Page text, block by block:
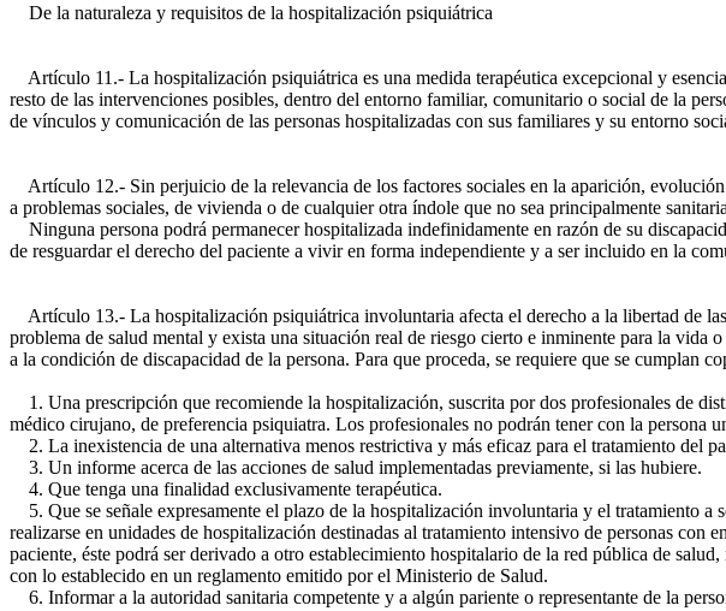
De la naturaleza y requisitos de la hospitalización psiquiátrica
Artículo 11.- La hospitalización psiquiátrica es una medida terapéutica excepcional y
resto de las intervenciones posibles, dentro del entorno familiar, comunitario o social de la
de vínculos y comunicación de las personas hospitalizadas con sus familiares y su entorno
Artículo 12.- Sin perjuicio de la relevancia de los factores sociales en la aparición,
a problemas sociales, de vivienda o de cualquier otra índole que no sea principalmente
Ninguna persona podrá permanecer hospitalizada indefinidamente en razón de su
de resguardar el derecho del paciente a vivir en forma independiente y a ser incluido en la
Artículo 13.- La hospitalización psiquiátrica involuntaria afecta el derecho a la libertad de
problema de salud mental y exista una situación real de riesgo cierto e inminente para la
a la condición de discapacidad de la persona. Para que proceda, se requiere que se cumplan
1. Una prescripción que recomiende la hospitalización, suscrita por dos profesionales de
médico cirujano, de preferencia psiquiatra. Los profesionales no podrán tener con la persona
2. La inexistencia de una alternativa menos restrictiva y más eficaz para el tratamiento del
3. Un informe acerca de las acciones de salud implementadas previamente, si las hubiere.
4. Que tenga una finalidad exclusivamente terapéutica.
5. Que se señale expresamente el plazo de la hospitalización involuntaria y el tratamiento
realizarse en unidades de hospitalización destinadas al tratamiento intensivo de personas
paciente, éste podrá ser derivado a otro establecimiento hospitalario de la red pública de
con lo establecido en un reglamento emitido por el Ministerio de Salud.
6. Informar a la autoridad sanitaria competente y a algún pariente o representante de la